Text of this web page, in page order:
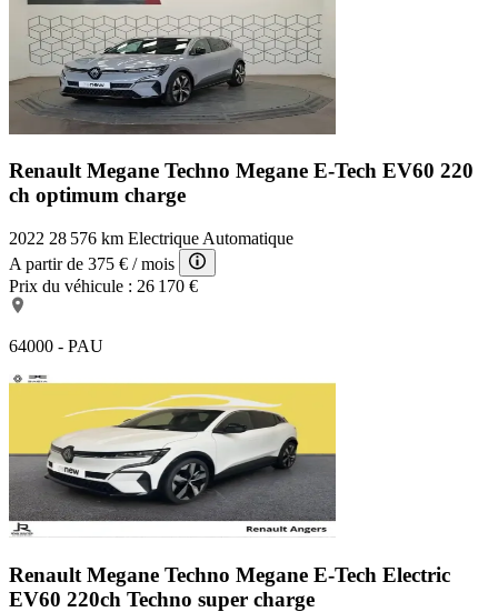
Renault Megane Techno Megane E-Tech EV60 220
ch optimum charge
2022 28 576 km Electrique Automatique
A partir de 375 € / mois
Prix du véhicule : 26 170 €
64000 - PAU
Renault Megane Techno Megane E-Tech Electric
EV60 220ch Techno super charge